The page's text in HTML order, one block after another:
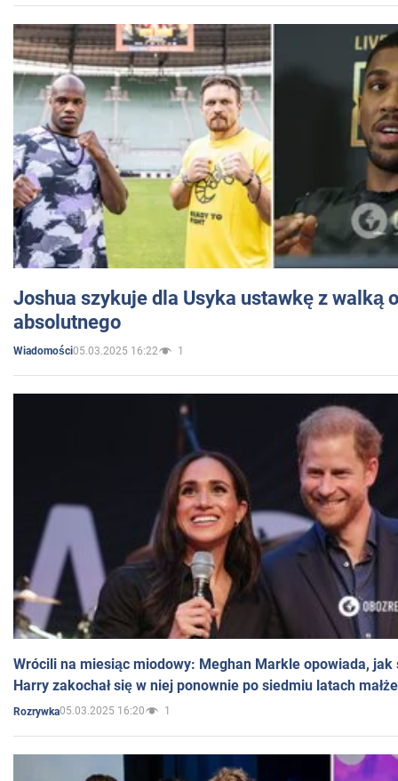
Joshua szykuje dla Usyka ustawkę z walką
absolutnego
Wiadomości05.03.2025 16:22 1
Wrócili na miesiąc miodowy: Meghan Markle opowiada, jak
Harry zakochał się w niej ponownie po siedmiu latach
Rozrywka05.03.2025 16:20 1